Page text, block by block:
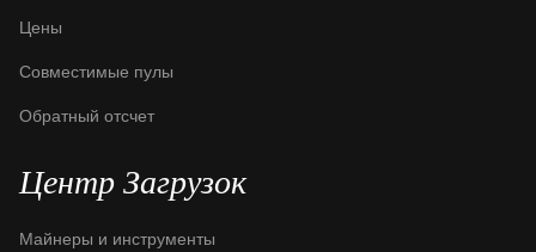
Цены
Совместимые пулы
Обратный отсчет
Центр Загрузок
Майнеры и инструменты